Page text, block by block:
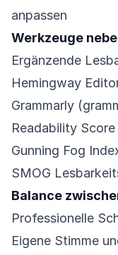
anpassen
Werkzeuge
Ergänzende
Hemingway
Grammarly
Readability
Gunning Fog
SMOG
Balance
Professionelle
Eigene Stimme